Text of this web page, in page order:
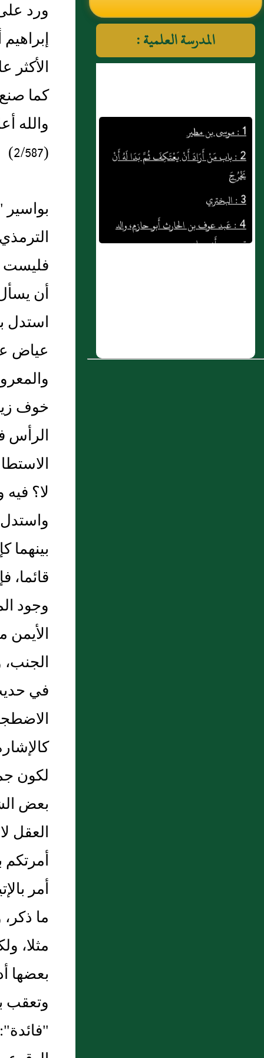
النووي رحمهم الله تعالى
المدرسة العلمية :
2 : باب مَنْ أَرَادَ أَنْ يَعْتَكِفَ ثُمَّ بَدَا لَهُ أَنْ
يَخْرُجَ
3 : البختري
4 : عَبد عوف بن الحارث أَبو حازم، والد
قيس بن أَبي حازم
5 : رساله الأَوزاعي إلى عيسَى بن علي
عَنْ عَبْدِ اللَّهِ بْنِ عَبَّاسٍ "أَنَّ رَسُولَ اللَّهِ صَلَّى
ورد
كما
والله
(2/587)
فليست
أن
استدل
عياض
خوف
الرأس
لا؟
وجود
في
لكون
بعض
العقل
أمرتكم
أمر
ما
مثلا،
بعضها
وتعقب